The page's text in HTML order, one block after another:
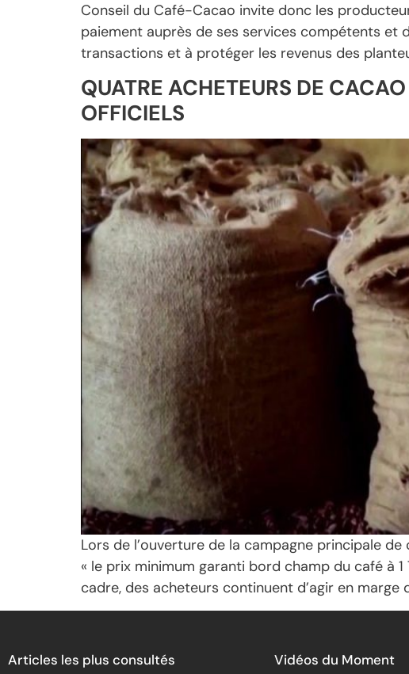
Conseil du Café-Cacao invite donc les
paiement auprès de ses services compétents
transactions et à protéger les revenus des
QUATRE ACHETEURS DE
OFFICIELS
Lors de l’ouverture de la campagne principale
« le prix minimum garanti bord champ du café à
cadre, des acheteurs continuent d’agir en
Articles les plus consultés Vidéos du Moment